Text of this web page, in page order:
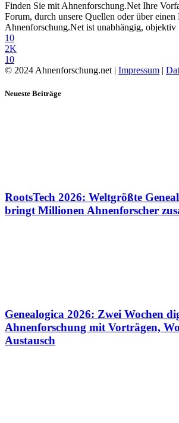
Finden Sie mit Ahnenforschung.Net Ihre
Forum, durch unsere Quellen oder über
Ahnenforschung.Net ist unabhängig, objektiv
10
2K
10
© 2024 Ahnenforschung.net | Impressum |
Neueste Beiträge
RootsTech 2026: Weltgrößte
bringt Millionen Ahnenforscher
Genealogica 2026: Zwei Wochen
Ahnenforschung mit Vorträgen,
Austausch